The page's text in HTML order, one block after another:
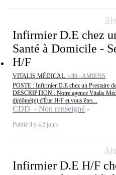
Infirmier D.E chez
Santé à Domicile -
H/F
VITALIS MÉDICAL - 80 - AMIENS
POSTE : Infirmier D.E chez un Prestaire
DESCRIPTION : Notre agence Vitalis
diplômé(e) d'État H/F et vous êtes...
CDD - Non renseigné
Publié il y a 2 jours
Infirmier D.E H/F